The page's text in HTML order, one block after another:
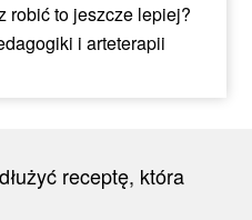
robić to jeszcze lepiej?
i arteterapii
receptę, która